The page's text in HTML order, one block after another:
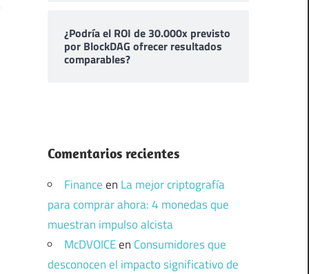
¿Podría el ROI de 30.000x previsto
por BlockDAG ofrecer resultados
comparables?
Comentarios recientes
Financeen La mejor criptografía
para comprar ahora: 4 monedas que
muestran impulso alcista
McDVOICEen Consumidores que
desconocen el impacto significativo de